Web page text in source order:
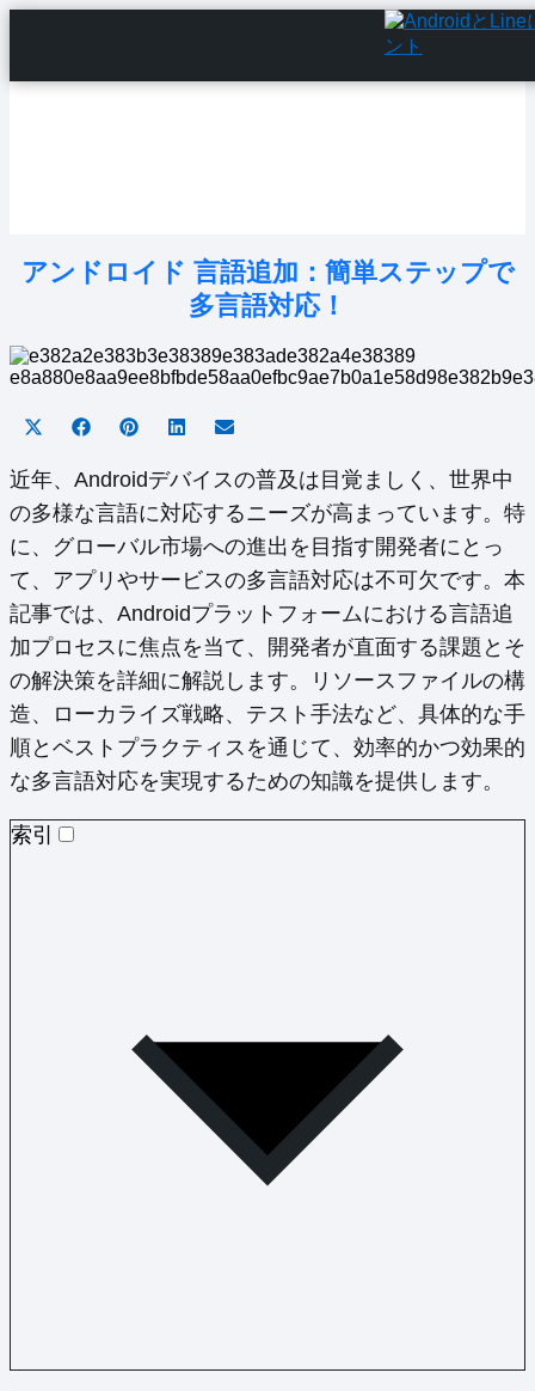
アンドロイド 言語追加：簡単ステップで
多言語対応！
Share
X
(Twitter)
Share
Facebook
Share
Pinterest
Share
LinkedInEmail
近年、Androidデバイスの普及は目覚ましく、世界中
の多様な言語に対応するニーズが高まっています。特
に、グローバル市場への進出を目指す開発者にとっ
て、アプリやサービスの多言語対応は不可欠です。本
記事では、Androidプラットフォームにおける言語追
加プロセスに焦点を当て、開発者が直面する課題とそ
の解決策を詳細に解説します。リソースファイルの構
造、ローカライズ戦略、テスト手法など、具体的な手
順とベストプラクティスを通じて、効率的かつ効果的
な多言語対応を実現するための知識を提供します。
索引